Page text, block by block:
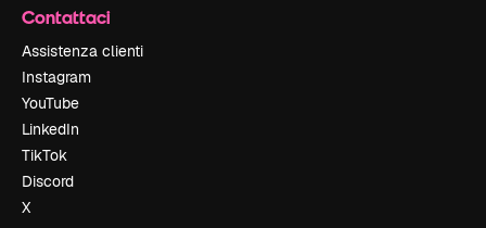
Contattaci
Assistenza clienti
Instagram
YouTube
LinkedIn
TikTok
Discord
X